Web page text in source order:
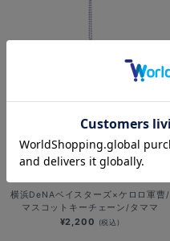
横浜DeNAベイスターズ×ケロロ軍曹/
マスコットキーチェーン/タママ
¥2,200 (税込)